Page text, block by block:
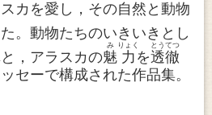
カを愛し，その自然と動物
。動物たちのいきいきとし
，アラスカの魅
み
力
りょく
を透
とう
徹
てつ
セーで構成された作品集。